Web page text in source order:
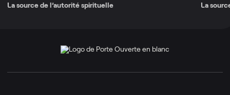
La source de l’autorité spirituelle La